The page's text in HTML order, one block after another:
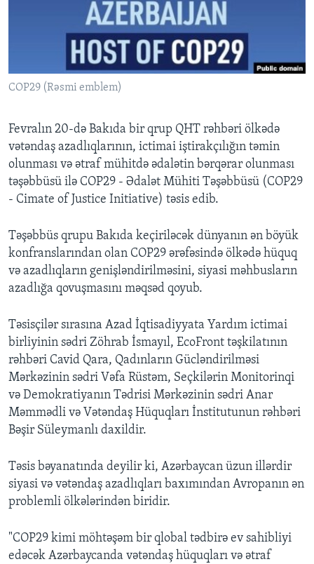
COP29 (Rəsmi emblem)
Fevralın 20-də Bakıda bir qrup QHT rəhbəri ölkədə
vətəndaş azadlıqlarının, ictimai iştirakçılığın təmin
olunması və ətraf mühitdə ədalətin bərqərar olunması
təşəbbüsü ilə COP29 - Ədalət Mühiti Təşəbbüsü (COP29
- Cimate of Justice Initiative) təsis edib.
Təşəbbüs qrupu Bakıda keçiriləcək dünyanın ən böyük
konfranslarından olan COP29 ərəfəsində ölkədə hüquq
və azadlıqların genişləndirilməsini, siyasi məhbusların
azadlığa qovuşmasını məqsəd qoyub.
Təsisçilər sırasına Azad İqtisadiyyata Yardım ictimai
birliyinin sədri Zöhrab İsmayıl, EcoFront təşkilatının
rəhbəri Cavid Qara, Qadınların Gücləndirilməsi
Mərkəzinin sədri Vəfa Rüstəm, Seçkilərin Monitorinqi
və Demokratiyanın Tədrisi Mərkəzinin sədri Anar
Məmmədli və Vətəndaş Hüquqları İnstitutunun rəhbəri
Bəşir Süleymanlı daxildir.
Təsis bəyanatında deyilir ki, Azərbaycan üzun illərdir
siyasi və vətəndaş azadlıqları baxımından Avropanın ən
problemli ölkələrindən biridir.
"COP29 kimi möhtəşəm bir qlobal tədbirə ev sahibliyi
edəcək Azərbaycanda vətəndaş hüquqları və ətraf